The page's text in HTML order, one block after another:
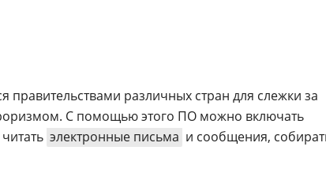
правительствами различных стран для слежки за
С помощью этого ПО можно включать
электронные письма и сообщения,